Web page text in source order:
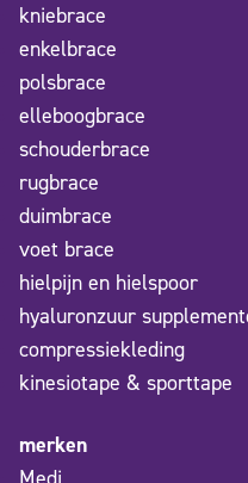
kniebrace
enkelbrace
polsbrace
elleboogbrace
schouderbrace
rugbrace
duimbrace
voet brace
hielpijn en hielspoor
hyaluronzuur
compressiekleding
kinesiotape & sporttape
merken